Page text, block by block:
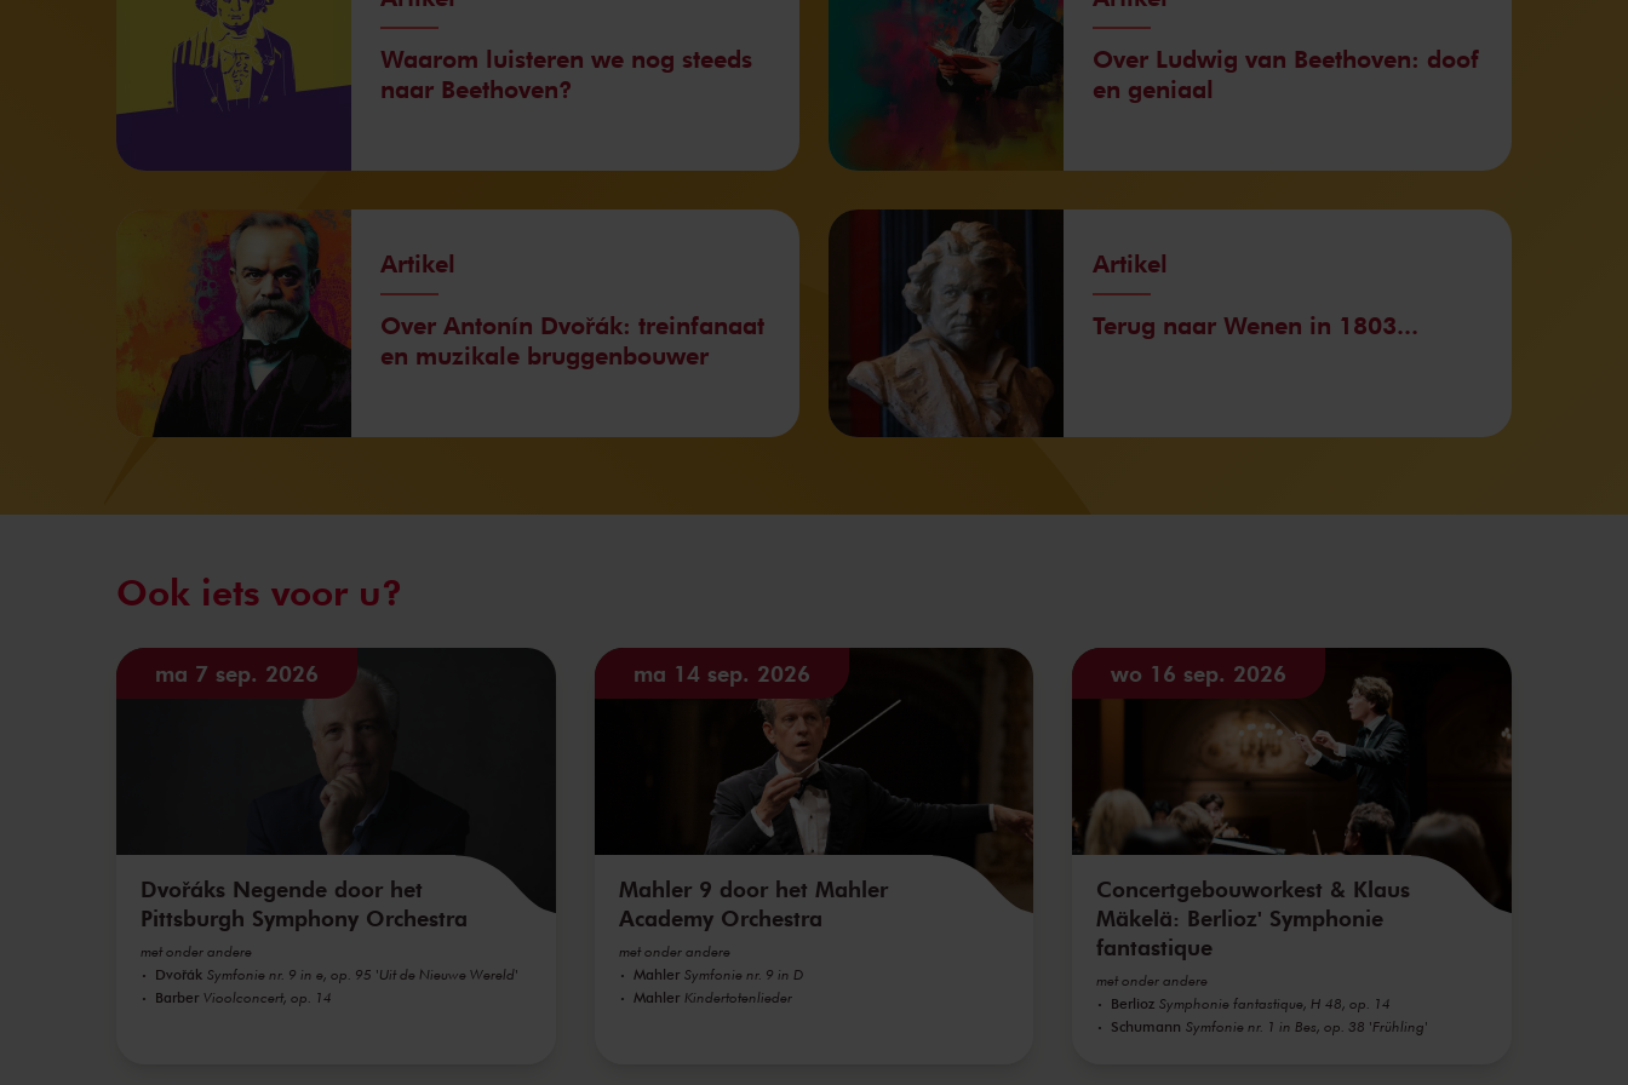
Waarom luisteren we nog steeds
naar Beethoven?
Over Ludwig van Beethoven: doof
en geniaal
Artikel
Over Antonín Dvořák: treinfanaat
en muzikale bruggenbouwer
Artikel
Terug naar Wenen in 1803...
Ook iets voor u?
ma 7 sep. 2026
Dvořáks Negende door het
Pittsburgh Symphony Orchestra
met onder andere
Dvořák Symfonie nr. 9 in e, op. 95 'Uit de Nieuwe Wereld'
Barber Vioolconcert, op. 14
ma 14 sep. 2026
Mahler 9 door het Mahler
Academy Orchestra
met onder andere
Mahler Symfonie nr. 9 in D
Mahler Kindertotenlieder
wo 16 sep. 2026
Concertgebouworkest & Klaus
Mäkelä: Berlioz' Symphonie
fantastique
met onder andere
Berlioz Symphonie fantastique, H 48, op. 14
Schumann Symfonie nr. 1 in Bes, op. 38 'Frühling'